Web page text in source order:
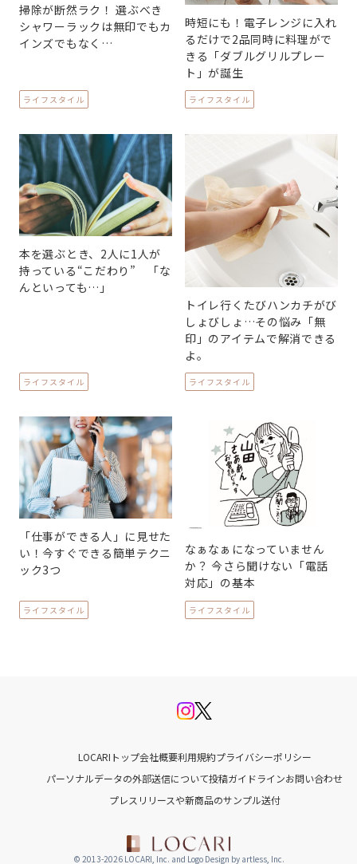
掃除が断然ラク！ 選ぶべき
シャワーラックは無印でもカ
インズでもなく…
ライフスタイル
時短にも！電子レンジに入れ
るだけで2品同時に料理がで
きる「ダブルグリルプレー
ト」が誕生
ライフスタイル
本を選ぶとき、2人に1人が
持っている“こだわり” 「な
んといっても…」
ライフスタイル
トイレ行くたびハンカチがび
しょびしょ…その悩み「無
印」のアイテムで解消できる
よ。
ライフスタイル
「仕事ができる人」に見せた
い！今すぐできる簡単テクニ
ック3つ
ライフスタイル
なぁなぁになっていません
か？ 今さら聞けない「電話
対応」の基本
ライフスタイル
LOCARIトップ会社概要利用規約プライバシーポリシー
パーソナルデータの外部送信について投稿ガイドラインお問い合わせ
プレスリリースや新商品のサンプル送付
© 2013-2026 LOCARI, Inc. and Logo Design by artless, Inc.